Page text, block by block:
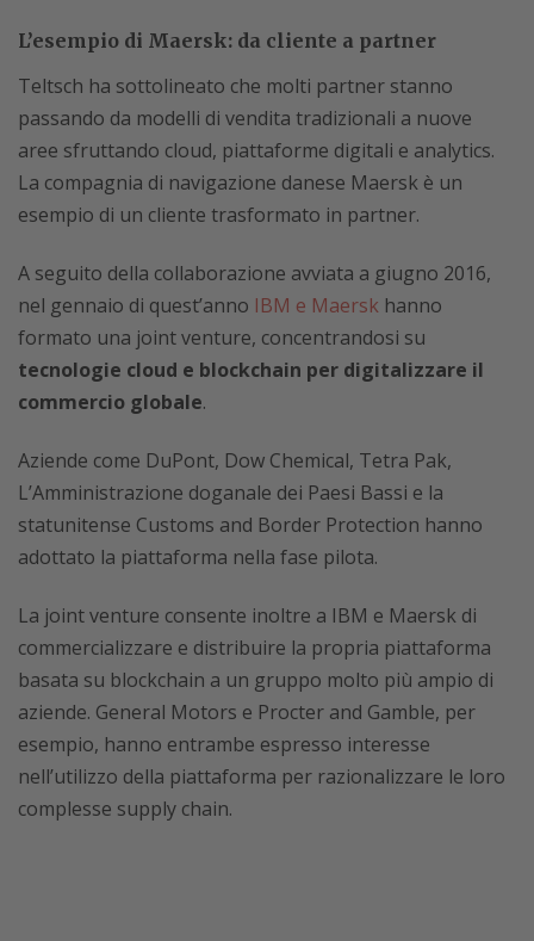
L’esempio di Maersk: da cliente a partner
Teltsch ha sottolineato che molti partner stanno
passando da modelli di vendita tradizionali a nuove
aree sfruttando cloud, piattaforme digitali e analytics.
La compagnia di navigazione danese Maersk è un
esempio di un cliente trasformato in partner.
A seguito della collaborazione avviata a giugno 2016,
nel gennaio di quest’anno IBM e Maersk hanno
formato una joint venture, concentrandosi su
tecnologie cloud e blockchain per digitalizzare il
commercio globale.
Aziende come DuPont, Dow Chemical, Tetra Pak,
L’Amministrazione doganale dei Paesi Bassi e la
statunitense Customs and Border Protection hanno
adottato la piattaforma nella fase pilota.
La joint venture consente inoltre a IBM e Maersk di
commercializzare e distribuire la propria piattaforma
basata su blockchain a un gruppo molto più ampio di
aziende. General Motors e Procter and Gamble, per
esempio, hanno entrambe espresso interesse
nell’utilizzo della piattaforma per razionalizzare le loro
complesse supply chain.